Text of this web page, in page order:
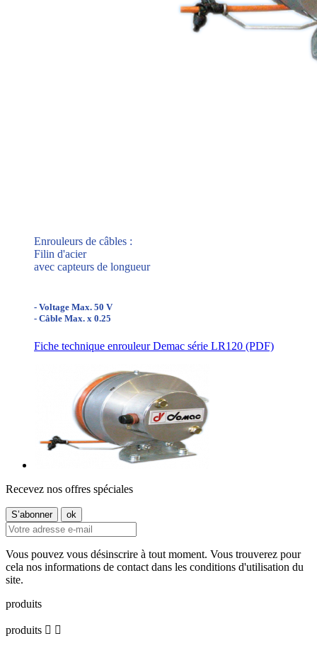
Enrouleurs de câbles :
Filin d'acier
avec capteurs de longueur
- Voltage Max. 50 V
- Câble Max. x 0.25
Fiche technique enrouleur Demac série LR120 (PDF)
Recevez nos offres spéciales
Vous pouvez vous désinscrire à tout moment. Vous trouverez pour
cela nos informations de contact dans les conditions d'utilisation du
site.
produits
produits  